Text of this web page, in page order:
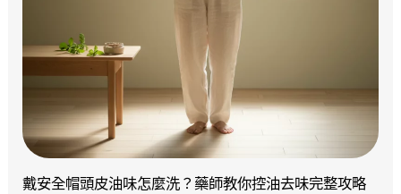
戴安全帽頭皮油味怎麼洗？藥師教你控油去味完整攻略